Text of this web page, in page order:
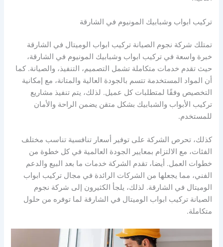
تركيب ابواب وشبابيك المونيوم في الشارقة
تمتلك شركة نجوم الصيانة تركيب ابواب الوميتال في الشارقة
خبرة واسعة في تركيب ابواب وشبابيك المونيوم في الشارقة،
حيث تقدم خدمات متكاملة تشمل التصميم، التنفيذ، والصيانة. كما
أن المواد المستخدمة تتسم بالجودة العالية والمتانة، مع إمكانية
التخصيص وفقًا لمتطلبات كل عميل. لذلك، يتم تنفيذ مشاريع
تركيب الأبواب والشبابيك بشكل متقن يضمن الراحة والأمان
للمستخدم.
كذلك، تحرص الشركة على توفير أسعار تنافسية تناسب مختلف
الفئات، مع الالتزام بمعايير الجودة العالمية في كل خطوة من
خطوات العمل. أيضا، تقدم الشركة خدمات ما بعد البيع والدعم
الفني، مما يجعلها من الشركات الرائدة في مجال تركيب ابواب
الوميتال في الشارقة. لذلك، يلجأ الكثيرون إلى شركة نجوم
الصيانة تركيب ابواب الوميتال في الشارقة لما توفره من حلول
متكاملة.